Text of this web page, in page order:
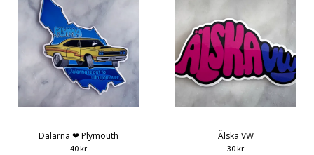
Dalarna ❤ Plymouth
40 kr
Älska VW
30 kr